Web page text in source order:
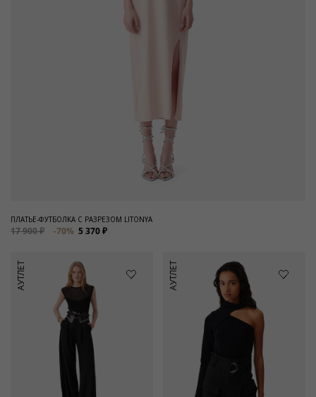
ПЛАТЬЕ-ФУТБОЛКА С РАЗРЕЗОМ LITONYA
17 900 ₽ -70% 5 370 ₽
АУТЛЕТ АУТЛЕТ